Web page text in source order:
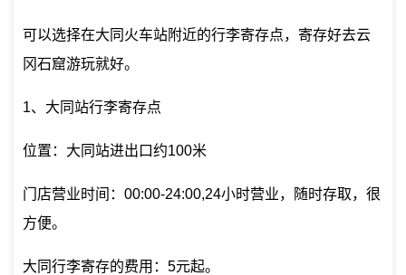
可以选择在大同火车站附近的行李寄存点，寄存好去云
冈石窟游玩就好。
1、大同站行李寄存点
位置：大同站进出口约100米
门店营业时间：00:00-24:00,24小时营业，随时存取，很
方便。
大同行李寄存的费用：5元起。